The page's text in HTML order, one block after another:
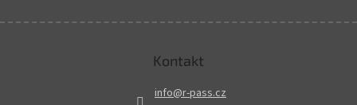
Kontakt
info@r-pass.cz